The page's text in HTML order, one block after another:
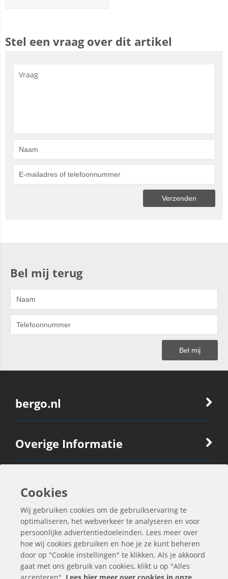
Stel een vraag over dit artikel
Bel mij terug
bergo.nl
Overige Informatie
Ook Interessant
Contactgegevens
Cookies
Wij gebruiken cookies om de gebruikservaring te
optimaliseren, het webverkeer te analyseren en voor
persoonlijke advertentiedoeleinden. Lees meer over
hoe wij cookies gebruiken en hoe je ze kunt beheren
door op "Cookie instellingen" te klikken. Als je akkoord
gaat met ons gebruik van cookies, klikt u op "Alles